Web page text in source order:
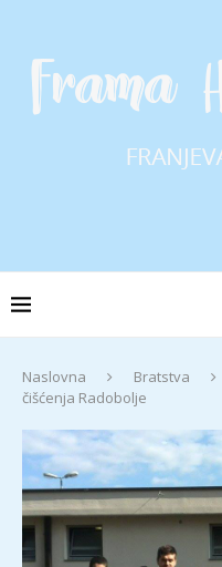
Naslovna Bratstva
čišćenja Radobolje